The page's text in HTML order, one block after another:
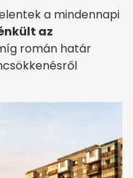
a mindennapi
az
román határ